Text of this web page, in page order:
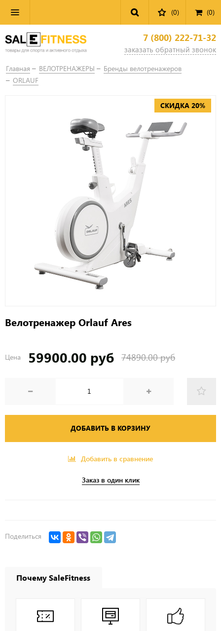
(0) (0)
7 (800) 222-71-32
заказать обратный звонок
Главная ВЕЛОТРЕНАЖЕРЫ
Бренды велотренажеров
ORLAUF
СКИДКА 20%
Велотренажер Orlauf Ares
Цена 59900.00 руб 74890.00 руб
ДОБАВИТЬ В КОРЗИНУ
Добавить в сравнение
Заказ в один клик
Поделиться
Почему SaleFitness